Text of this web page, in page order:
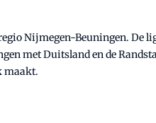
Nijmegen-Beuningen. De
met Duitsland en de
maakt.